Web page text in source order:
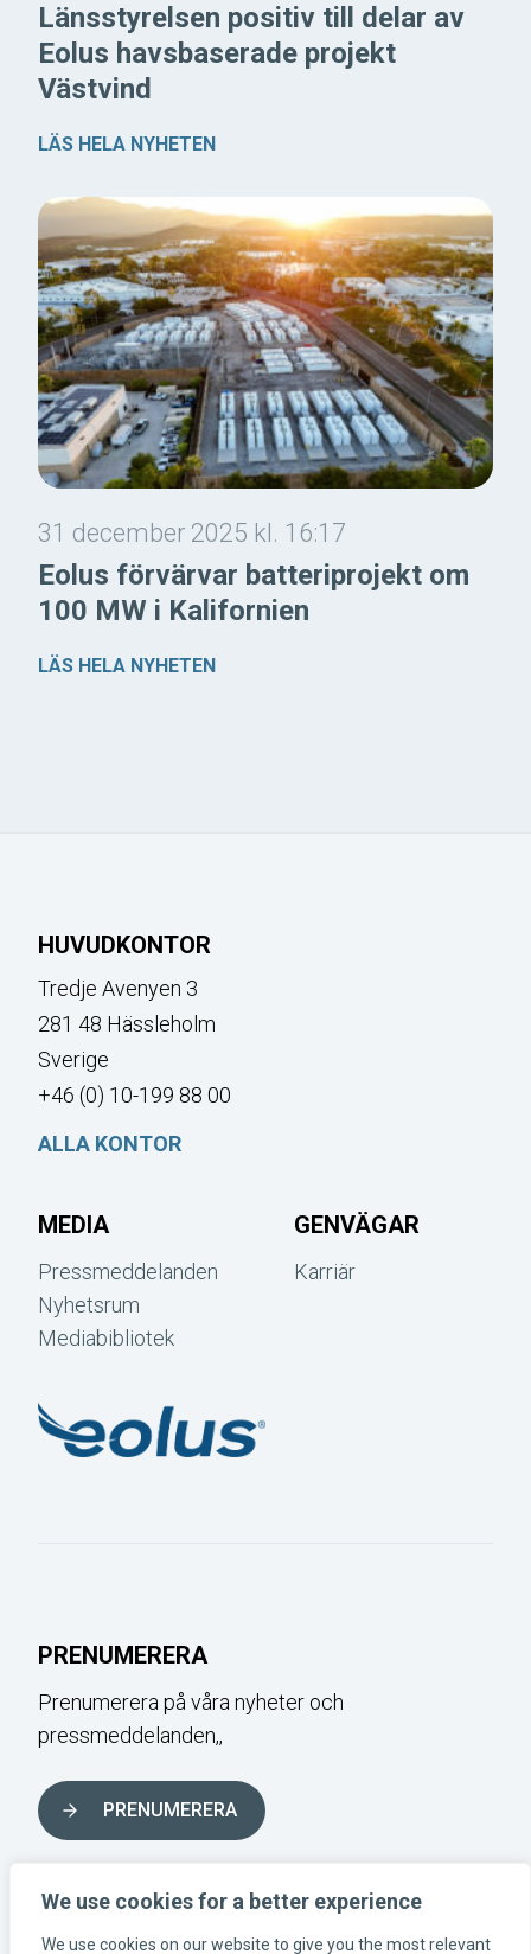
We use cookies for a better experience
We use cookies on our website to give you the most relevant
Länsstyrelsen positiv till delar av
Eolus havsbaserade projekt
Västvind
LÄS HELA NYHETEN
31 december 2025 kl. 16:17
Eolus förvärvar batteriprojekt om
100 MW i Kalifornien
LÄS HELA NYHETEN
HUVUDKONTOR
Tredje Avenyen 3
281 48 Hässleholm
Sverige
+46 (0) 10-199 88 00
ALLA KONTOR
MEDIA
Pressmeddelanden
Nyhetsrum
Mediabibliotek
GENVÄGAR
Karriär
PRENUMERERA
Prenumerera på våra nyheter och
pressmeddelanden,,
PRENUMERERA
FÖLJ OSS I SOCIALA MEDIER